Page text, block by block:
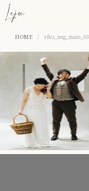
HOME / riku_img_main_03